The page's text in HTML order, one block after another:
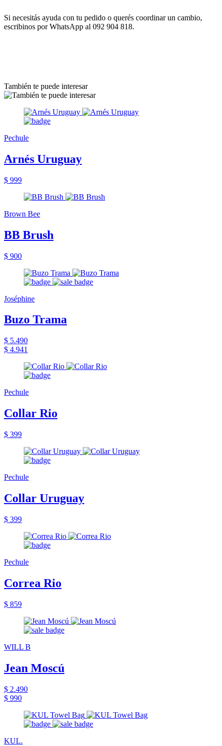
Si necesitás ayuda con tu pedido o querés coordinar un cambio,
escribinos por WhatsApp al 092 904 818.
También te puede interesar
Pechule
Arnés Uruguay
$ 999
Brown Bee
BB Brush
$ 900
Joséphine
Buzo Trama
$ 5.490
$ 4.941
Pechule
Collar Rio
$ 399
Pechule
Collar Uruguay
$ 399
Pechule
Correa Rio
$ 859
WILL B
Jean Moscú
$ 2.490
$ 990
KUL.